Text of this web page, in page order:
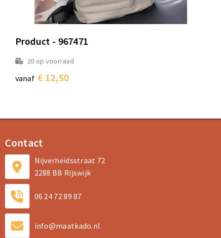
Product - 967471
20 op voorraad
vanaf € 12,50
Contact
Nijverheidsstraat 72
2288 BB Rijswijk
06 24 72 89 87
info@maatkado.nl